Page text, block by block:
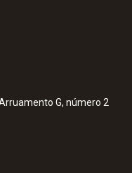
G, número 2